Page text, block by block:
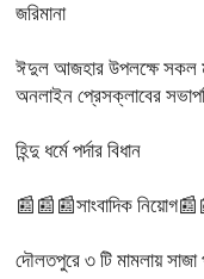
জরিমানা
ঈদুল আজহার উপলক্ষে সকল
অনলাইন প্রেসক্লাবের
হিন্দু ধর্মে পর্দার বিধান
📰📰📰সাংবাদিক
দৌলতপুরে ৩ টি মামলায়